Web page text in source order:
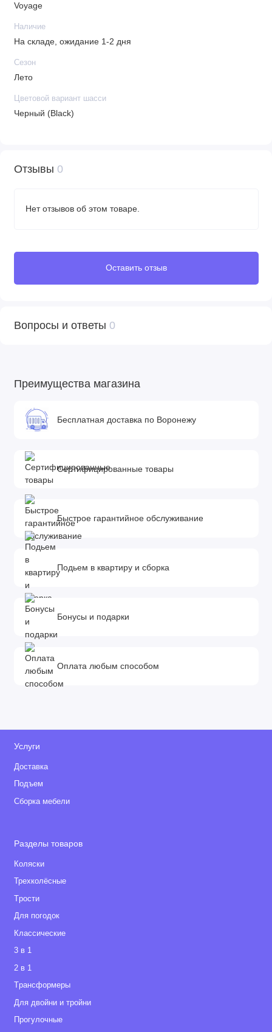
Voyage
Наличие
На складе, ожидание 1-2 дня
Сезон
Лето
Цветовой вариант шасси
Черный (Black)
Отзывы 0
Нет отзывов об этом товаре.
Оставить отзыв
Вопросы и ответы 0
Преимущества магазина
Бесплатная доставка по Воронежу
Сертифицированные товары
Быстрое гарантийное обслуживание
Подьем в квартиру и сборка
Бонусы и подарки
Оплата любым способом
Услуги
Доставка
Подъем
Сборка мебели
Разделы товаров
Коляски
Трехколёсные
Tрости
Для погодок
Классические
3 в 1
2 в 1
Tрансформеры
Для двойни и тройни
Прогулочные